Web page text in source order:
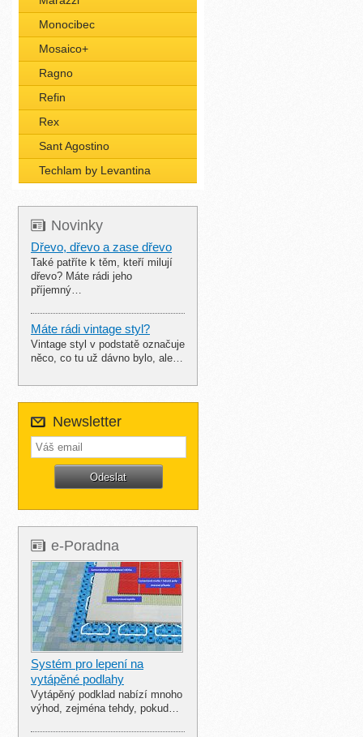
Monocibec
Mosaico+
Ragno
Refin
Rex
Sant Agostino
Techlam by Levantina
Novinky
Dřevo, dřevo a zase dřevo
Také patříte k těm, kteří milují
dřevo? Máte rádi jeho
příjemný…
Máte rádi vintage styl?
Vintage styl v podstatě označuje
něco, co tu už dávno bylo, ale…
Newsletter
e-Poradna
Systém pro lepení na
vytápěné podlahy
Vytápěný podklad nabízí mnoho
výhod, zejména tehdy, pokud…